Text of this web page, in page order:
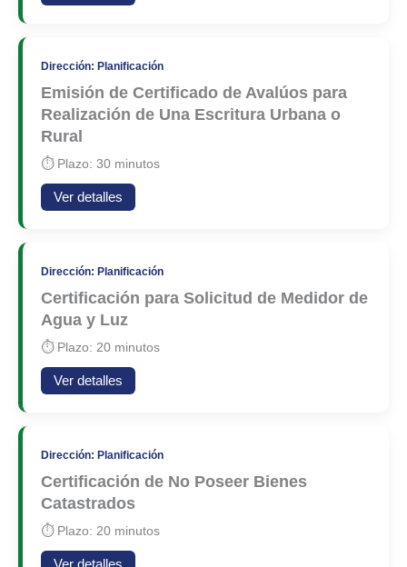
Dirección: Planificación
Emisión de Certificado de Avalúos para
Realización de Una Escritura Urbana o
Rural
⏱ Plazo: 30 minutos
Ver detalles
Dirección: Planificación
Certificación para Solicitud de Medidor de
Agua y Luz
⏱ Plazo: 20 minutos
Ver detalles
Dirección: Planificación
Certificación de No Poseer Bienes
Catastrados
⏱ Plazo: 20 minutos